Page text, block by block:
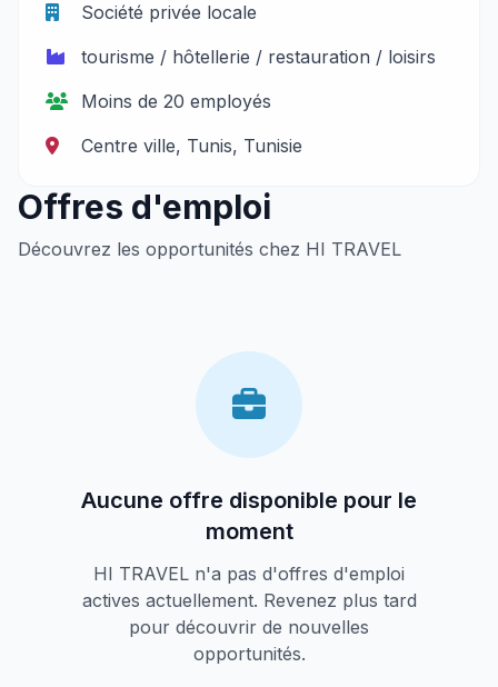
Société privée locale
tourisme / hôtellerie / restauration / loisirs
Moins de 20 employés
Centre ville, Tunis, Tunisie
Offres d'emploi
Découvrez les opportunités chez HI TRAVEL
Aucune offre disponible pour le
moment
HI TRAVEL n'a pas d'offres d'emploi
actives actuellement. Revenez plus tard
pour découvrir de nouvelles
opportunités.